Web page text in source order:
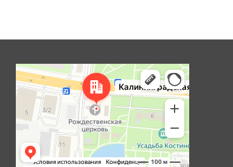
Королёв
Яндекс Карты — транспорт, навигация, поиск мест